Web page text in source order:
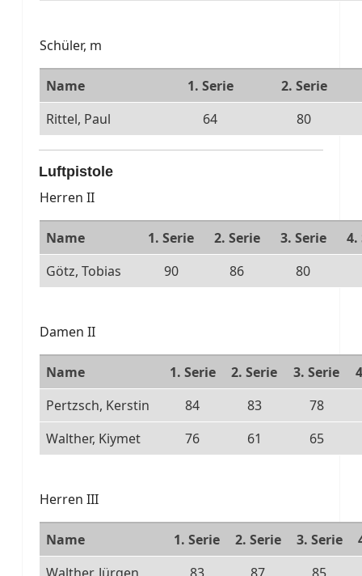
Schüler, m
Name 1. Serie
2. Serie
Rittel, Paul
64 80
Luftpistole
Herren II
Name 1. Serie 2. Serie 3. Serie
4.
Götz, Tobias
90 86 80
Damen II
Name 1. Serie 2. Serie 3. Serie
Pertzsch, Kerstin
84 83
78
Walther, Kiymet
76 61 65
Herren III
Name 1. Serie 2. Serie 3. Serie